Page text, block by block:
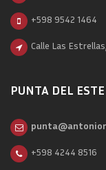
+598 9542 1464
Calle Las
PUNTA DEL ESTE
+598 4244 8516